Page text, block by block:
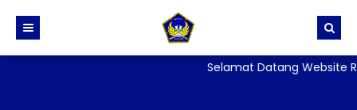
Selamat Datang Website